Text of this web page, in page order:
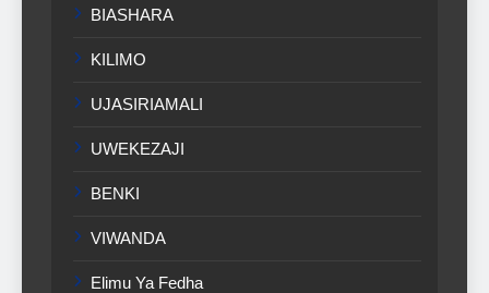
BIASHARA
KILIMO
UJASIRIAMALI
UWEKEZAJI
BENKI
VIWANDA
Elimu Ya Fedha